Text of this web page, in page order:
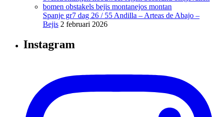
Spanje gr7 dag 26 / 55 Andilla – Arteas de Abajo –
Bejis 2 februari 2026
Instagram